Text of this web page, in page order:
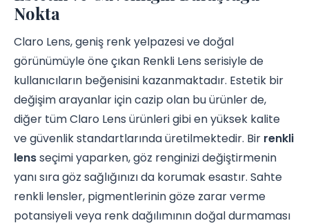
Nokta
Claro Lens, geniş renk yelpazesi ve doğal
görünümüyle öne çıkan Renkli Lens serisiyle de
kullanıcıların beğenisini kazanmaktadır. Estetik bir
değişim arayanlar için cazip olan bu ürünler de,
diğer tüm Claro Lens ürünleri gibi en yüksek kalite
ve güvenlik standartlarında üretilmektedir. Bir renkli
lensseçimi yaparken, göz renginizi değiştirmenin
yanı sıra göz sağlığınızı da korumak esastır. Sahte
renkli lensler, pigmentlerinin göze zarar verme
potansiyeli veya renk dağılımının doğal durmaması